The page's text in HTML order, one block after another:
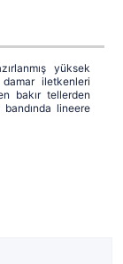
yüksek
damar iletkenleri
bakır tellerden
lineere